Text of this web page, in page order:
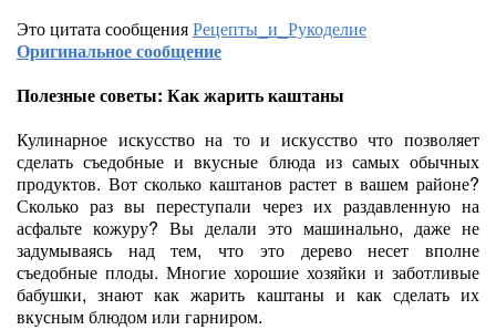
Это цитата сообщенияРецепты_и_Рукоделие
Оригинальное сообщение
Полезные советы: Как жарить каштаны
Кулинарное искусство на то и искусство что позволяет
сделать съедобные и вкусные блюда из самых обычных
продуктов. Вот сколько каштанов растет в вашем районе?
Сколько раз вы переступали через их раздавленную на
асфальте кожуру? Вы делали это машинально, даже не
задумываясь над тем, что это дерево несет вполне
съедобные плоды. Многие хорошие хозяйки и заботливые
бабушки, знают как жарить каштаны и как сделать их
вкусным блюдом или гарниром.